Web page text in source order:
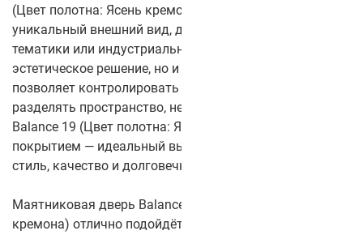
(Цвет полотна: Ясень кремона) придаёт двери
уникальный внешний вид, добавляя нотку морской
тематики или индустриального стиля. Это не только
эстетическое решение, но и функциональное — стекло
позволяет контролировать освещение и визуально
разделять пространство, не нарушая его целостности.
Balance 19 (Цвет полотна: Ясень кремона) с CPL-
покрытием — идеальный выбор для тех, кто ценит
стиль, качество и долговечность.
Маятниковая дверь Balance 19 (Цвет полотна: Ясень
кремона) отлично подойдёт для использования в